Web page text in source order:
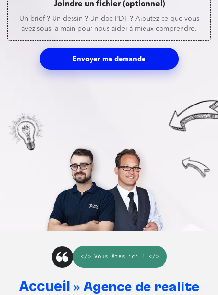
Joindre un fichier (optionnel)
Un brief ? Un dessin ? Un doc PDF ? Ajoutez ce que vous
avez sous la main pour nous aider à mieux comprendre.
Envoyer ma demande
</> Vous êtes ici ! </>
Accueil » Agence de réalité